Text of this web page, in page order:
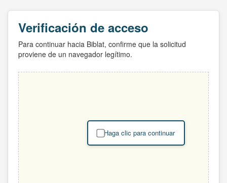
Verificación de acceso
Para continuar hacia Biblat, confirme que la solicitud
proviene de un navegador legítimo.
Haga clic para continuar